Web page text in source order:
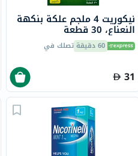
نيكوريت 4 ملجم علكة بنكهة
النعناع، ​​30 قطعة
60 دقيقة تصلك في
31